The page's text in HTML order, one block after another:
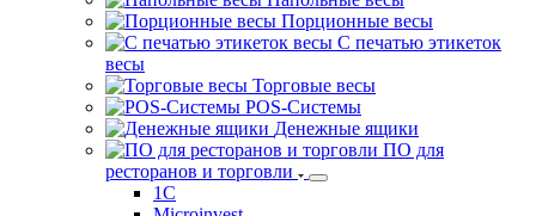
Порционные весы
С печатью этикеток
весы
Торговые весы
POS-Системы
Денежные ящики
ПО для
ресторанов и торговли
1С